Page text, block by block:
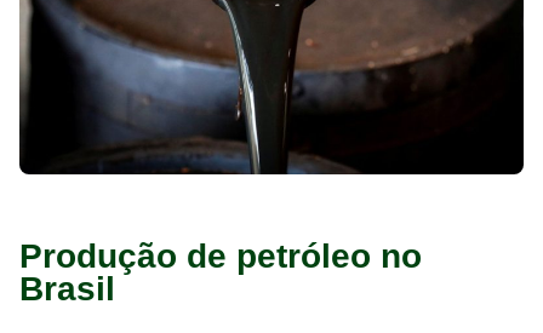
Produção de petróleo no
Brasil